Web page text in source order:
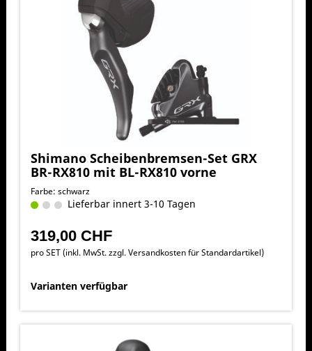
Shimano Scheibenbremsen-Set GRX
BR-RX810 mit BL-RX810 vorne
Farbe: schwarz
Lieferbar innert 3-10 Tagen
319,00 CHF
pro SET (inkl. MwSt. zzgl.Versandkosten für Standardartikel)
Varianten verfügbar